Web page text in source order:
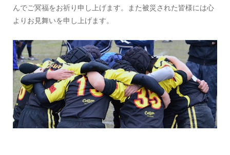
んでご冥福をお祈り申し上げます。また被災された皆様には心
よりお見舞いを申し上げます。